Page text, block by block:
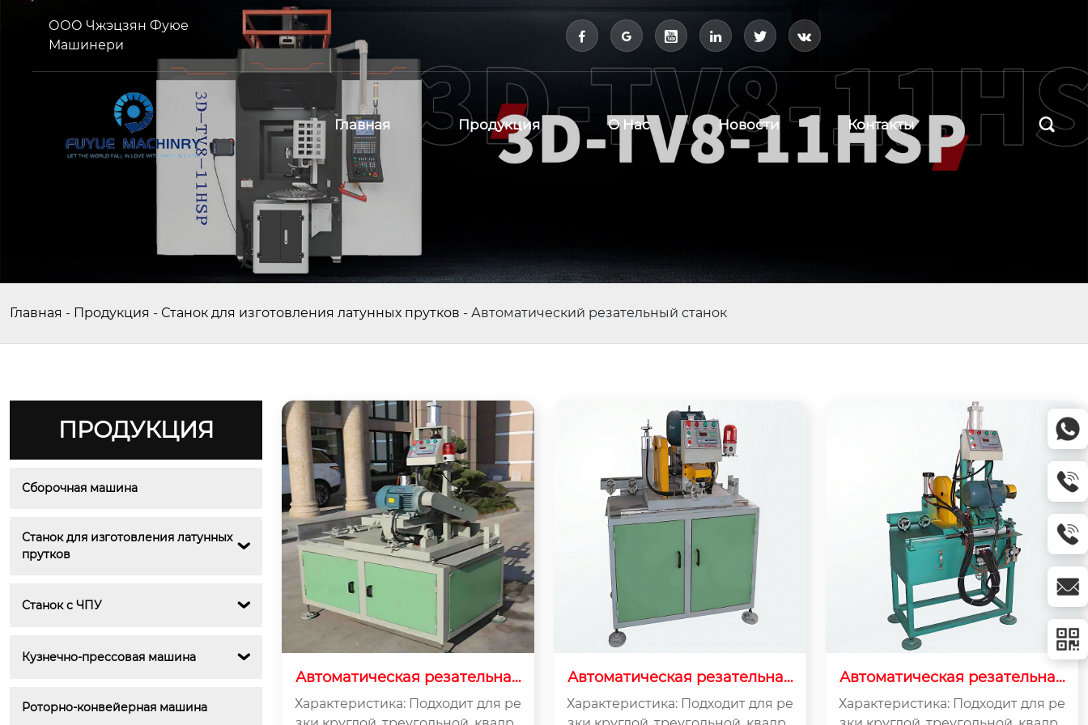
ООО Чжэцзян Фуюе
Машинери
     
Главная Продукция О Нас Новости Контакты 
Главная - Продукция - Станок для изготовления латунных прутков - Автоматический резательный станок
ПРОДУКЦИЯ
Сборочная машина
Станок для изготовления латунных
прутков

Станок с ЧПУ 
Кузнечно-прессовая машина 
Роторно-конвейерная машина
Автоматическая резательная
машина ZQ500-C (Φ160 мм)
Характеристика: Подходит для ре
Автоматическая резательная
машина ZQ300-C (люкс верси
я)
Характеристика: Подходит для ре
Автоматическая резательная
машина ZQ300-C
Характеристика: Подходит для ре